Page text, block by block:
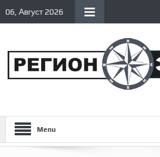
06, Август 2026
Menu